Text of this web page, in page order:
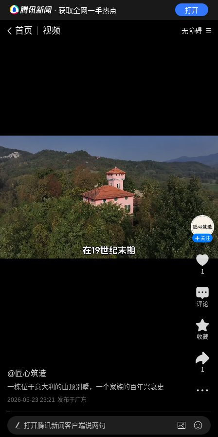
· 获取全网一手热点 打开
首页 视频 无障碍
@ 匠心筑造
一栋位于意大利的山顶别墅，一个家族的百年兴衰史
2026-05-23 23:21 发布于广东
关注
1
评论
收藏
1
打开腾讯新闻客户端说两句